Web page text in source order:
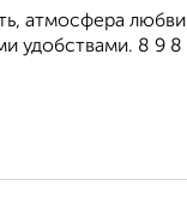
атмосфера
удобствами. 8 9 8